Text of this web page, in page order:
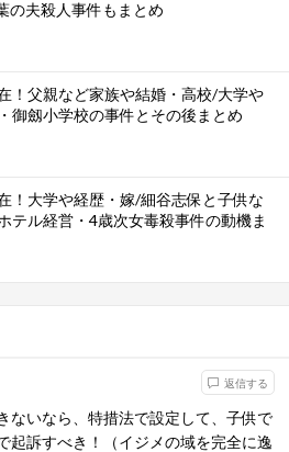
の夫殺人事件もまとめ
！父親など家族や結婚・高校/大学や
御劔小学校の事件とその後まとめ
！大学や経歴・嫁/細谷志保と子供な
テル経営・4歳次女毒殺事件の動機ま
返信する
ないなら、特措法で設定して、子供で
起訴すべき！（イジメの域を完全に逸